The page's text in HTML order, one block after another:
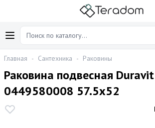
Главная - Сантехника - Раковины
Раковина подвесная
0449580008 57.5x52